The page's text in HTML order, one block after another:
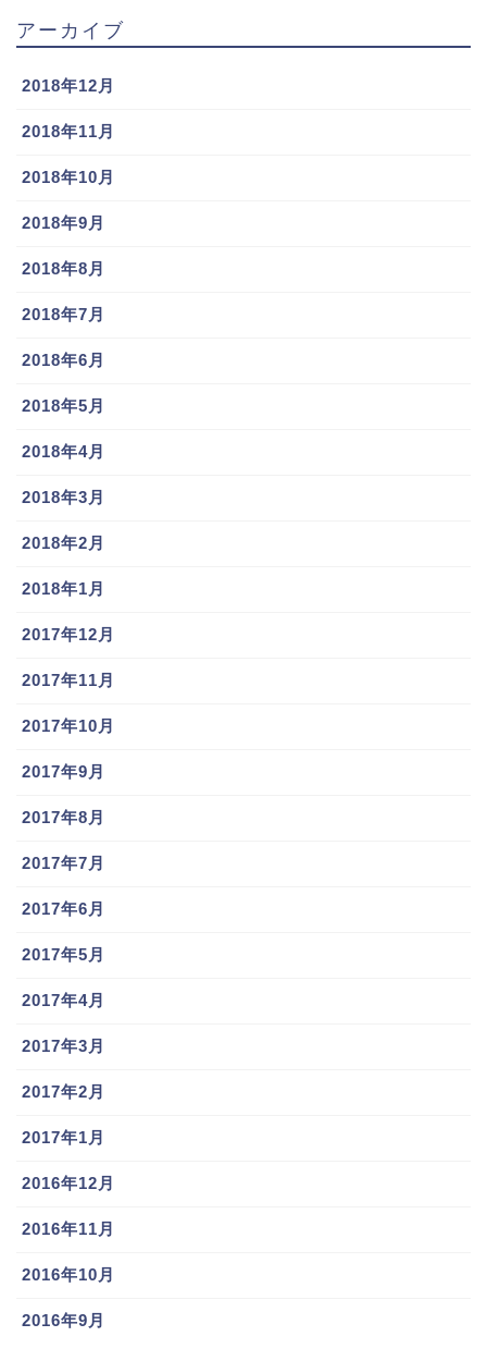
アーカイブ
2018年12月
2018年11月
2018年10月
2018年9月
2018年8月
2018年7月
2018年6月
2018年5月
2018年4月
2018年3月
2018年2月
2018年1月
2017年12月
2017年11月
2017年10月
2017年9月
2017年8月
2017年7月
2017年6月
2017年5月
2017年4月
2017年3月
2017年2月
2017年1月
2016年12月
2016年11月
2016年10月
2016年9月